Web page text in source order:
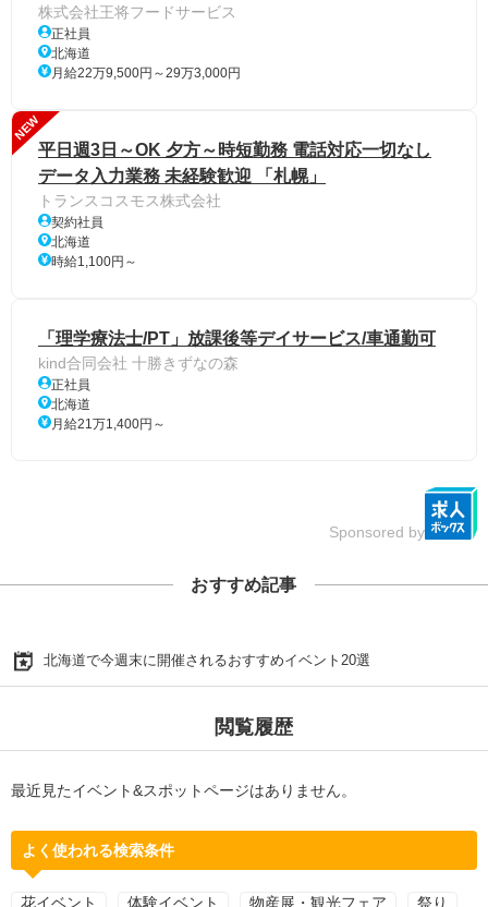
株式会社王将フードサービス
正社員
北海道
月給22万9,500円～29万3,000円
NEW
平日週3日～OK 夕方～時短勤務 電話対応一切なし
データ入力業務 未経験歓迎 「札幌」
トランスコスモス株式会社
契約社員
北海道
時給1,100円～
「理学療法士/PT」放課後等デイサービス/車通勤可
kind合同会社 十勝きずなの森
正社員
北海道
月給21万1,400円～
Sponsored by
おすすめ記事
北海道で今週末に開催されるおすすめイベント20選
閲覧履歴
最近見たイベント&スポットページはありません。
よく使われる検索条件
花イベント 体験イベント 物産展・観光フェア 祭り